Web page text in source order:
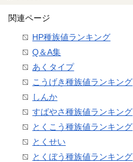
関連ページ
HP種族値ランキング
Q＆A集
あくタイプ
こうげき種族値ランキング
しんか
すばやさ種族値ランキング
とくこう種族値ランキング
とくせい
とくぼう種族値ランキング